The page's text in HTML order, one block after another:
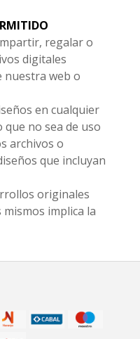
regalar o
digitales
nuestra web o
en cualquier
no sea de uso
archivos o
que incluyan
originales
implica la